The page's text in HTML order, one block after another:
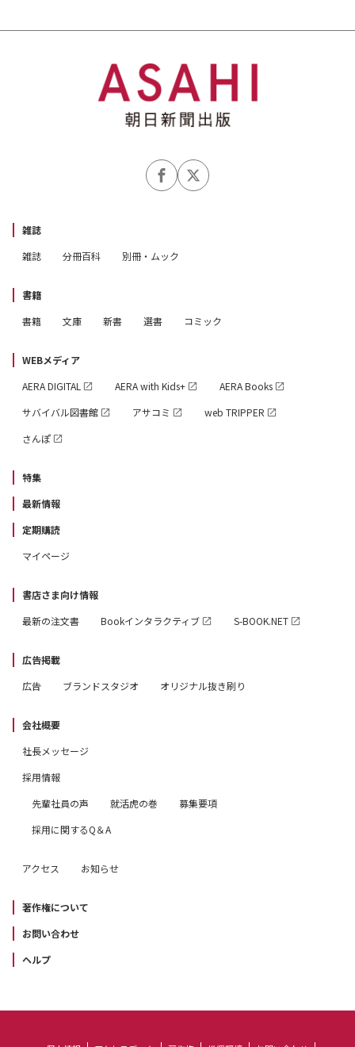
雑誌
雑誌
分冊百科 別冊・ムック
書籍
書籍
文庫 新書 選書 コミック
WEBメディア
AERA DIGITAL
AERA with Kids+
AERA Books
サバイバル図書館
アサコミ
web TRIPPER
さんぽ
特集
最新情報
定期購読
マイページ
書店さま向け情報
最新の注文書
Bookインタラクティブ S-BOOK.NET
広告掲載
広告
ブランドスタジオ オリジナル抜き刷り
会社概要
社長メッセージ
採用情報
先輩社員の声
就活虎の巻
募集要項
採用に関するQ＆A
アクセス お知らせ
著作権について
お問い合わせ
ヘルプ